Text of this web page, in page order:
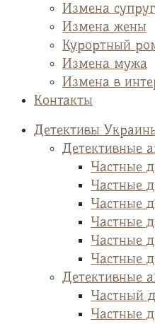
Измена
Измена жены
Курортный
Измена мужа
Измена в
Контакты
Детективы
Детективные
Частные
Частные
Частные
Частные
Частные
Частные
Детективные
Частный
Частные